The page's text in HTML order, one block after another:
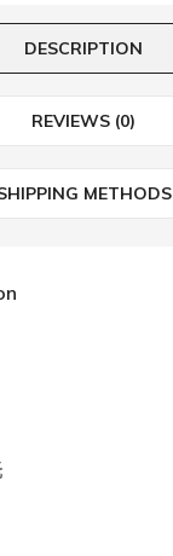
DESCRIPTION
REVIEWS (0)
METHODS